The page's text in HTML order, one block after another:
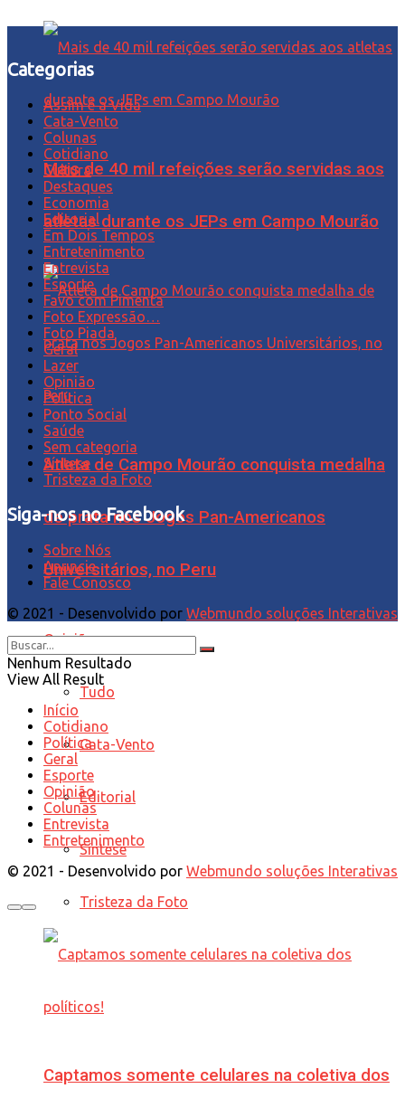
Mais de 40 mil refeições serão servidas aos
atletas durante os JEPs em Campo Mourão
Atleta de Campo Mourão conquista medalha
de prata nos Jogos Pan-Americanos
Universitários, no Peru
Opinião
Tudo
Cata-Vento
Editorial
Síntese
Tristeza da Foto
Captamos somente celulares na coletiva dos
Categorias
Assim é a Vida
Cata-Vento
Colunas
Cotidiano
Cultura
Destaques
Economia
Editorial
Em Dois Tempos
Entretenimento
Entrevista
Esporte
Favo com Pimenta
Foto Expressão…
Foto Piada
Geral
Lazer
Opinião
Política
Ponto Social
Saúde
Sem categoria
Síntese
Tristeza da Foto
Siga-nos no Facebook
Sobre Nós
Anuncie
Fale Conosco
© 2021 - Desenvolvido por Webmundo soluções Interativas
Nenhum Resultado
View All Result
Início
Cotidiano
Política
Geral
Esporte
Opinião
Colunas
Entrevista
Entretenimento
© 2021 - Desenvolvido por Webmundo soluções Interativas